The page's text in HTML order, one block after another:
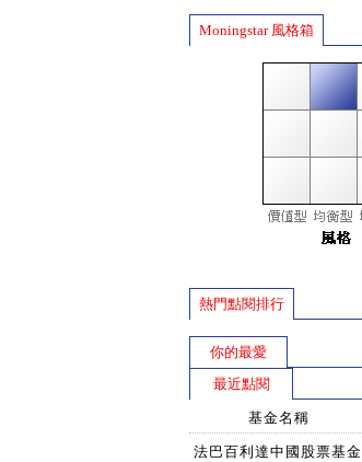
Moningstar 風格箱
熱門點閱排行
你的最愛
最近點閱
基金名稱
法巴百利達中國股票基金